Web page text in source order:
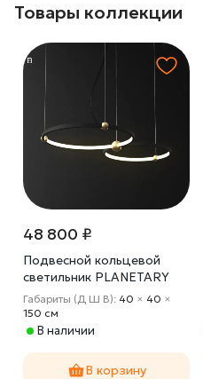
Товары коллекции
48 800 ₽
Подвесной кольцевой
светильник PLANETARY
D50+40
Габариты (Д Ш В): 40 × 40 ×
150 cм
В наличии
В корзину